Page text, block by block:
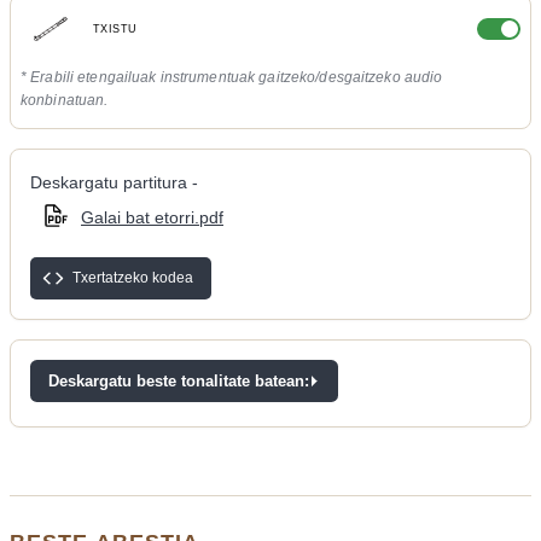
TXISTU
* Erabili etengailuak instrumentuak gaitzeko/desgaitzeko audio
konbinatuan.
Deskargatu partitura -
Galai bat etorri.pdf
Txertatzeko kodea
Deskargatu beste tonalitate batean: